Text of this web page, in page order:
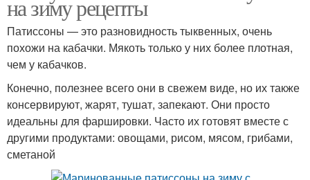
на зиму рецепты
Патиссоны — это разновидность тыквенных, очень
похожи на кабачки. Мякоть только у них более плотная,
чем у кабачков.
Конечно, полезнее всего они в свежем виде, но их также
консервируют, жарят, тушат, запекают. Они просто
идеальны для фаршировки. Часто их готовят вместе с
другими продуктами: овощами, рисом, мясом, грибами,
сметаной